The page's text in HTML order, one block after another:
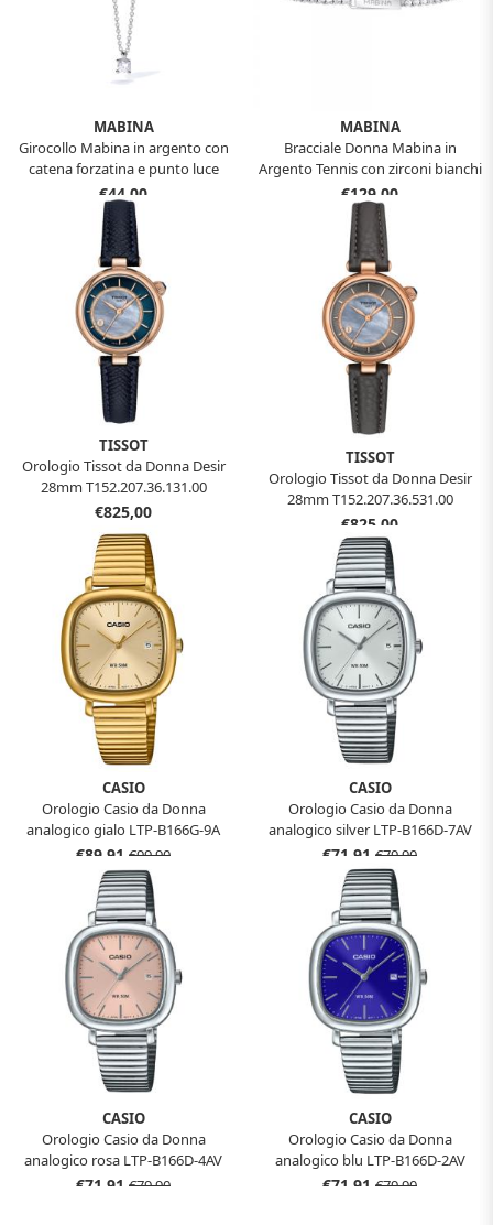
MABINA
Girocollo Mabina in argento con
catena forzatina e punto luce
553549
€44,00
MABINA
Bracciale Donna Mabina in
Argento Tennis con zirconi bianchi
533355-17
€129,00
TISSOT
Orologio Tissot da Donna Desir
28mm T152.207.36.131.00
€825,00
TISSOT
Orologio Tissot da Donna Desir
28mm T152.207.36.531.00
€825,00
CASIO
Orologio Casio da Donna
analogico gialo LTP-B166G-9A
€89,91 €99,90
CASIO
Orologio Casio da Donna
analogico silver LTP-B166D-7AV
€71,91 €79,90
CASIO
Orologio Casio da Donna
analogico rosa LTP-B166D-4AV
€71,91 €79,90
CASIO
Orologio Casio da Donna
analogico blu LTP-B166D-2AV
€71,91 €79,90